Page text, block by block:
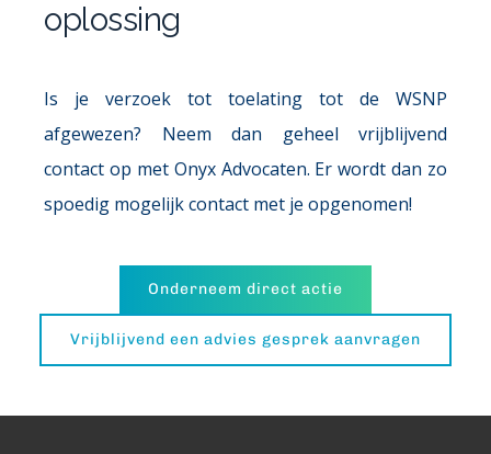
oplossing
Is je verzoek tot toelating tot de WSNP
afgewezen? Neem dan geheel vrijblijvend
contact op met Onyx Advocaten. Er wordt dan zo
spoedig mogelijk contact met je opgenomen!
Onderneem direct actie
Vrijblijvend een advies gesprek aanvragen